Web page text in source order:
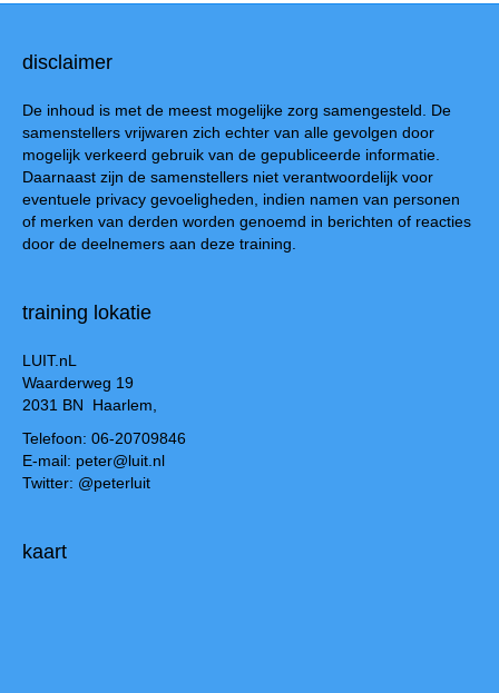
disclaimer
De inhoud is met de meest mogelijke zorg samengesteld. De
samenstellers vrijwaren zich echter van alle gevolgen door
mogelijk verkeerd gebruik van de gepubliceerde informatie.
Daarnaast zijn de samenstellers niet verantwoordelijk voor
eventuele privacy gevoeligheden, indien namen van personen
of merken van derden worden genoemd in berichten of reacties
door de deelnemers aan deze training.
training lokatie
LUIT.nL
Waarderweg 19
2031 BN Haarlem,
Telefoon: 06-20709846
E-mail: peter@luit.nl
Twitter: @peterluit
kaart